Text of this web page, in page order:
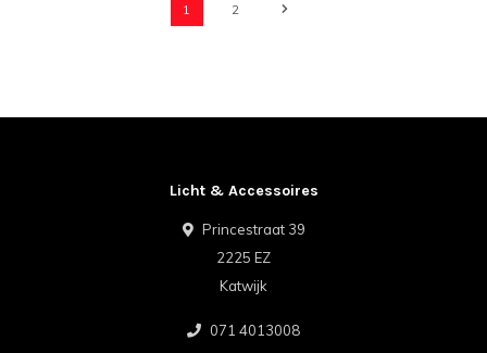
1 2
Licht & Accessoires
Princestraat 39
2225 EZ
Katwijk
071 4013008